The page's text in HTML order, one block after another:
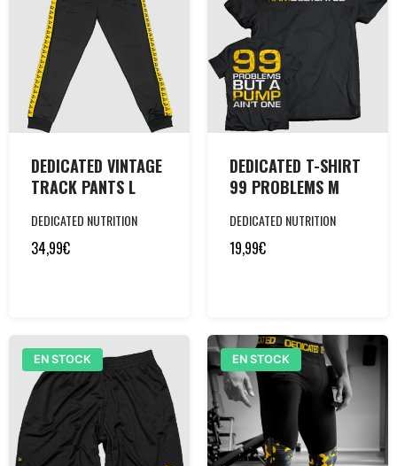
DEDICATED VINTAGE
TRACK PANTS L
DEDICATED NUTRITION
34,99€
DEDICATED T-SHIRT
99 PROBLEMS M
DEDICATED NUTRITION
19,99€
EN STOCK EN STOCK